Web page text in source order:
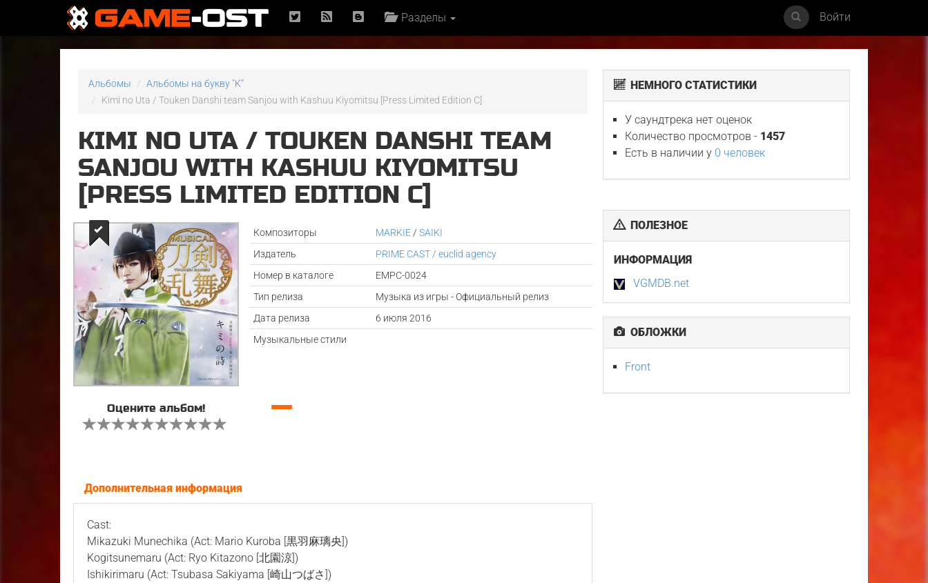
Разделы Войти
Альбомы
Альбомы на букву "K"
Kimi no Uta / Touken Danshi team Sanjou with Kashuu Kiyomitsu [Press Limited Edition C]
KIMI NO UTA / TOUKEN DANSHI TEAM
SANJOU WITH KASHUU KIYOMITSU
[PRESS LIMITED EDITION C]
Композиторы MARKIE/ SAIKI
Издатель
PRIME CAST / euclid agency
Номер в каталоге
EMPC-0024
Тип релиза
Музыка из игры - Официальный релиз
Дата релиза
6 июля 2016
Музыкальные стили
Оцените альбом! —
Дополнительная информация
Cast:
Mikazuki Munechika (Act: Mario Kuroba [黒羽麻璃央])
Kogitsunemaru (Act: Ryo Kitazono [北園涼])
Ishikirimaru (Act: Tsubasa Sakiyama [崎山つばさ])
НЕМНОГО СТАТИСТИКИ
У саундтрека нет оценок
Количество просмотров - 1457
Есть в наличии у 0 человек
ПОЛЕЗНОЕ
ИНФОРМАЦИЯ
VGMDB.net
ОБЛОЖКИ
Front